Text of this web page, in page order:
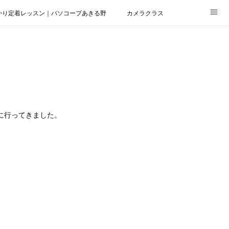
り定着レッスン｜パソコープあきる野 カメラクラス
ってきました。